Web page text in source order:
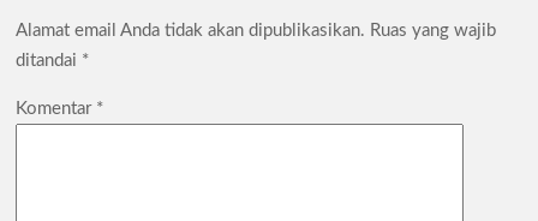
Alamat email Anda tidak akan dipublikasikan. Ruas yang wajib
ditandai *
Komentar *